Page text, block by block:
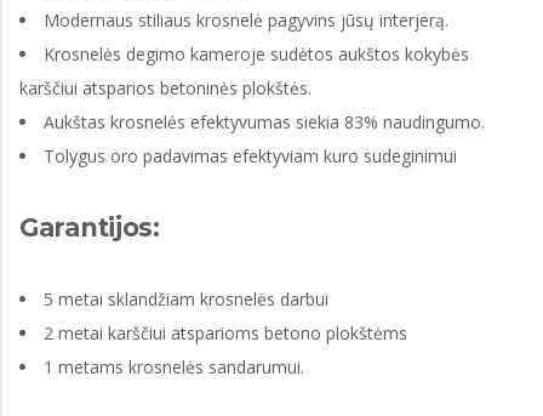
Modernaus stiliaus krosnelė pagyvins jūsų interjerą.
Krosnelės degimo kameroje sudėtos aukštos kokybės
karščiui atsparios betoninės plokštės.
Aukštas krosnelės efektyvumas siekia 83% naudingumo.
Tolygus oro padavimas efektyviam kuro sudeginimui
Garantijos:
5 metai sklandžiam krosnelės darbui
2 metai karščiui atsparioms betono plokštėms
1 metams krosnelės sandarumui.